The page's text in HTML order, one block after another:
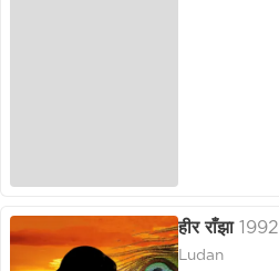
हीर राँझा 1992
Ludan